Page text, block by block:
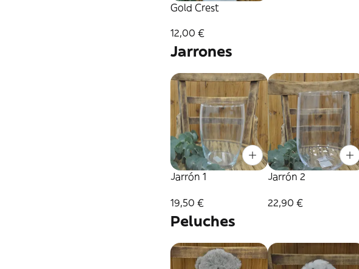
Gold Crest
12,00 €
Jarrones
Jarrón 1
19,50 €
Jarrón 2
22,90 €
Peluches